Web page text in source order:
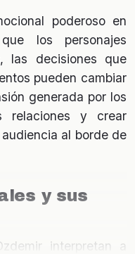
poderoso en
los personajes
las decisiones que
pueden cambiar
generada por los
relaciones y crear
al borde de
y sus
interpretan a